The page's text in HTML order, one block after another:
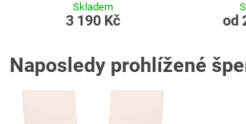
Skladem
3 190 Kč od
Naposledy prohlížené